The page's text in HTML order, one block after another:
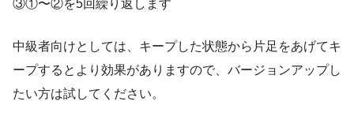
③①〜②を5回繰り返します
中級者向けとしては、キープした状態から片足をあげてキ
ープするとより効果がありますので、バージョンアップし
たい方は試してください。